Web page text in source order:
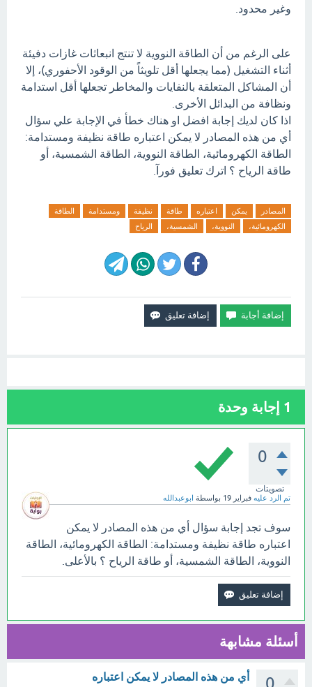
وغير محدود.
على الرغم من أن الطاقة النووية لا تنتج انبعاثات غازات دفيئة
أثناء التشغيل (مما يجعلها أقل تلويثاً من الوقود الأحفوري)، إلا
أن المشاكل المتعلقة بالنفايات والمخاطر تجعلها أقل استدامة
ونظافة من البدائل الأخرى.
اذا كان لديك إجابة افضل او هناك خطأ في الإجابة علي سؤال
أي من هذه المصادر لا يمكن اعتباره طاقة نظيفة ومستدامة:
الطاقة الكهرومائية، الطاقة النووية، الطاقة الشمسية، أو
طاقة الرياح ؟ اترك تعليق فورآ.
المصادر يمكن اعتباره طاقة نظيفة ومستدامة
الطاقة
الكهرومائية،
النووية، الشمسية، الرياح
1 إجابة وحدة
0
تصويتات
تم الرد عليه فبراير 19 بواسطة ابوعبدالله
سوف تجد إجابة سؤال أي من هذه المصادر لا يمكن
اعتباره طاقة نظيفة ومستدامة: الطاقة الكهرومائية، الطاقة
النووية، الطاقة الشمسية، أو طاقة الرياح ؟ بالأعلى.
أسئلة مشابهة
0
أي من هذه المصادر لا يمكن اعتباره